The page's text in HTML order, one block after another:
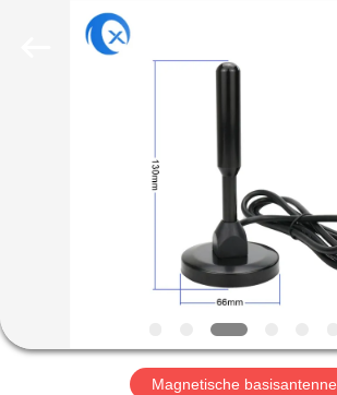
PRODUCTEN
FABRIEKSREIS
Magnetische basisantenne